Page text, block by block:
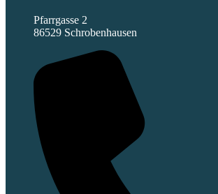
Pfarrgasse 2
86529 Schrobenhausen